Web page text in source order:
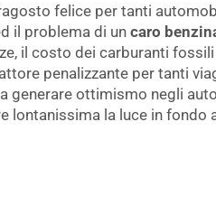
felice per tanti
il problema di un caro
il costo dei carburanti
penalizzante per tanti
generare ottimismo negli
lontanissima la luce in fondo